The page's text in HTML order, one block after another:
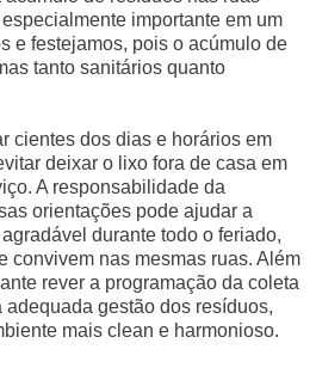
importante em um
e festejamos, pois o acúmulo de
tanto sanitários quanto
cientes dos dias e horários em
deixar o lixo fora de casa em
A responsabilidade da
orientações pode ajudar a
durante todo o feriado,
convivem nas mesmas ruas. Além
rever a programação da coleta
gestão dos resíduos,
mais clean e harmonioso.